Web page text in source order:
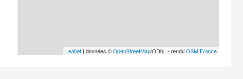
Leaflet | données ©OpenStreetMap/ODbL - renduOSM France